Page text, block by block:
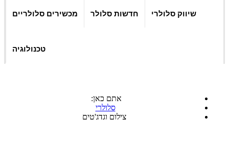
מכשירים סלולריים חדשות סלולר שיווק סלולרי
טכנולוגיה
אתם כאן:
סלולרי
צילום וגדג'טים